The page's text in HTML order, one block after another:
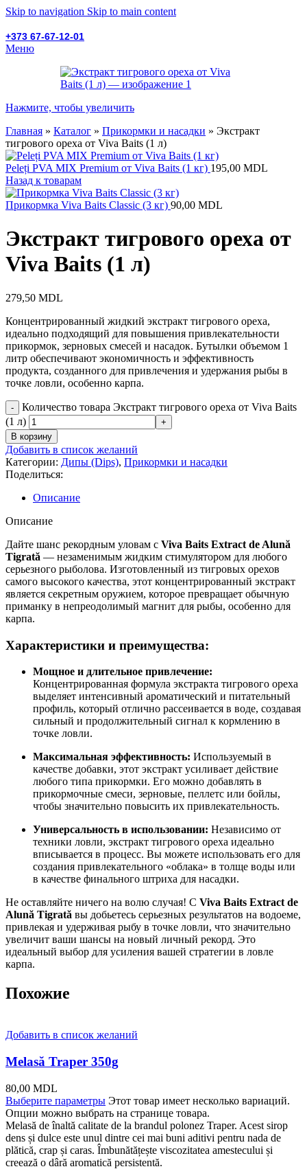
Skip to navigation Skip to main content
+373 67-67-12-01
Меню
Нажмите, чтобы увеличить
Главная » Каталог » Прикормки и насадки » Экстракт
тигрового ореха от Viva Baits (1 л)
Peleți PVA MIX Premium от Viva Baits (1 кг) 195,00 MDL
Назад к товарам
Прикормка Viva Baits Classic (3 кг) 90,00 MDL
Экстракт тигрового ореха от
Viva Baits (1 л)
279,50 MDL
Концентрированный жидкий экстракт тигрового ореха,
идеально подходящий для повышения привлекательности
прикормок, зерновых смесей и насадок. Бутылки объемом 1
литр обеспечивают экономичность и эффективность
продукта, созданного для привлечения и удержания рыбы в
точке ловли, особенно карпа.
Количество товара Экстракт тигрового ореха от Viva Baits
(1 л)
В корзину
Добавить в список желаний
Категории: Дипы (Dips), Прикормки и насадки
Поделиться:
Описание
Описание
Дайте шанс рекордным уловам с Viva Baits Extract de Alună
Tigrată — незаменимым жидким стимулятором для любого
серьезного рыболова. Изготовленный из тигровых орехов
самого высокого качества, этот концентрированный экстракт
является секретным оружием, которое превращает обычную
приманку в непреодолимый магнит для рыбы, особенно для
карпа.
Характеристики и преимущества:
Мощное и длительное привлечение:
Концентрированная формула экстракта тигрового ореха
выделяет интенсивный ароматический и питательный
профиль, который отлично рассеивается в воде, создавая
сильный и продолжительный сигнал к кормлению в
точке ловли.
Максимальная эффективность: Используемый в
качестве добавки, этот экстракт усиливает действие
любого типа прикормки. Его можно добавлять в
прикормочные смеси, зерновые, пеллетс или бойлы,
чтобы значительно повысить их привлекательность.
Универсальность в использовании: Независимо от
техники ловли, экстракт тигрового ореха идеально
вписывается в процесс. Вы можете использовать его для
создания привлекательного «облака» в толще воды или
в качестве финального штриха для насадки.
Не оставляйте ничего на волю случая! С Viva Baits Extract de
Alună Tigrată вы добьетесь серьезных результатов на водоеме,
привлекая и удерживая рыбу в точке ловли, что значительно
увеличит ваши шансы на новый личный рекорд. Это
идеальный выбор для усиления вашей стратегии в ловле
карпа.
Похожие
Добавить в список желаний
Melasă Traper 350g
80,00 MDL
Выберите параметры Этот товар имеет несколько вариаций.
Опции можно выбрать на странице товара.
Melasă de înaltă calitate de la brandul polonez Traper. Acest sirop
dens și dulce este unul dintre cei mai buni aditivi pentru nada de
plătică, crap și caras. Îmbunătățește viscozitatea amestecului și
creează o dâră aromatică persistentă.